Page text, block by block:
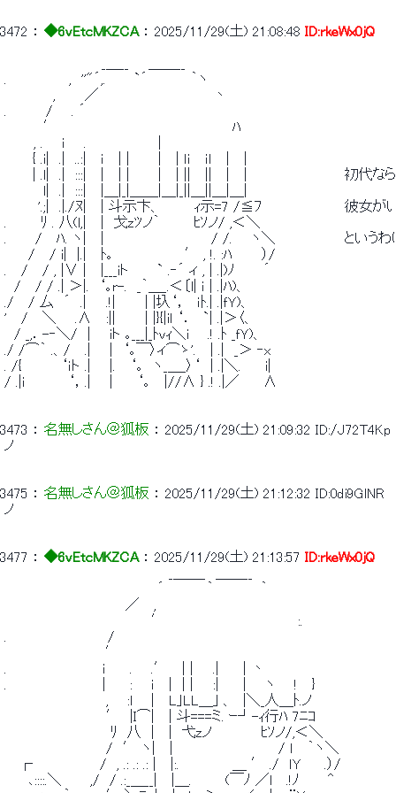
3472 ： ◆6vEtcMKZCA ： 2025/11/29(土) 21:08:48 ID:rkeWx0jQ
.　　　 　 　 ,　''"´,.　 　 `´　　　　 ｀ヽ
,　　　／　　　　 　 　 　 　 　 丶
.　　　　/ 　 . ´
′　　　　　　　　　　　　　　　　　　ﾊ
, . 　 ｉ 　 .　　　　 　 　 |
{ .i|　.|　..:|　 ｉ　 | | 　 　| 　| ｌｉ 　ｉｌ　 |　 |
| .l|　.|　:::| 　|　 | |　 　 | 　| || 　|| 　| 　|　　　　　　　　　　初代
l|　.|　:::| 　|＿|_|＿＿|＿|_||＿||＿|＿|
'.;|　.|./ﾇ| 　| 斗示卞、　　　 ｨ示=7 /≦ﾌ　　　　　　　　 彼女が
.　　 　ﾘ . 八(l,| 　|　戈zﾂノ｀　　　 ﾋｿノ/ ,＜＼
.　 　 /　 ﾊ. ヽ| 　|　　　　　　　　　　　/ /. 　 ヽ＼　　　　　　　 とい
/ 　/ i|　|.|　 ﾄ｡　　　　 　 　 ′ , !. :ﾊ　　　）/
. 　/ 　/ , |∨ |　 |___iト　 　 ` .‐´ ィ , | .|)ﾉ　 　 ´
/　 / / .| ＞|.　‘｡r-.　_｀＿_.＜〔l| ｉ | .|ﾊ)、
./　 / 厶　´　.|　　.!|　　　| |圦‘，　ｉﾄ.| .|ｆＹ)、
'　 /　 ＼ 　 .∧　 :||　　　| |}{|il ‘．　`| .|＞〈、
/ _,．-‐＼/　| 　 iト ｡___|_ﾄvｨ＼i 　 .! .ﾄ _ｆＹ)、
./ /⌒｀ .、/　 .| 　 |　‘｡￣〉ィ⌒ゝ'.　 | .|　_＞ ‐x
. /{　　　　‘ｉト .| 　 |.　 ‘｡　ヽ_＿_〉‘　| .|＼.　　 i|
/ .|i　　　　 ‘，.| 　 |　　 ‘｡　 |//∧ } .! .|／　　 ∧
3473 ： 名無しさん＠狐板 ： 2025/11/29(土) 21:09:32 ID:/J72T4Kp
ノ
3475 ： 名無しさん＠狐板 ： 2025/11/29(土) 21:12:32 ID:0di9GlNR
ノ
3477 ： ◆6vEtcMKZCA ： 2025/11/29(土) 21:13:57 ID:rkeWx0jQ
／　 ,
′　　　 　 　 　 　 　 　 　 :.
.　　　　　　　 　 　 /
′
.　　　　　 　 　 　 ｉ　　 . 　 .′　 | |　　.|　　 | 丶
.　　　　　 　 　 　 |　　 : 　 ｉ　 |　| |　　:|　　 | 　 ヽ 　 !　 }　　　
, 　 :l 　 |　 L｣LL＿｣ 、　|＼_人
′　|I⌒| 　| 斗===ミ. ｰ┘-ｨ行ﾊ 7ﾆｺ　　　　　　　　　　　
ﾘ　八　| 　|　弋zノ　　　　　ﾋｿノ/,＜＼
/　′ ヽ| 　|　　　　　　 　 　 　 / ｌ 　｀ヽ＼
┌　　　　　 　 /　, .: .: .: | 　|:.　　　　 　＿ ′ ./　ｌY　 　.）/
､::::.＼ 　 　,/　/ .:_＿__|　 |＿.　　　 (￣ﾉ ／l 　.!ﾉ　 　 ^